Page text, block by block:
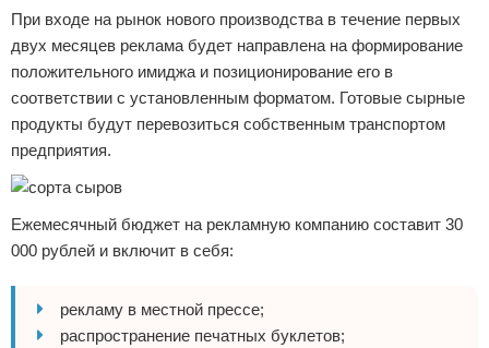
При входе на рынок нового производства в течение первых
двух месяцев реклама будет направлена на формирование
положительного имиджа и позиционирование его в
соответствии с установленным форматом. Готовые сырные
продукты будут перевозиться собственным транспортом
предприятия.
Ежемесячный бюджет на рекламную компанию составит 30
000 рублей и включит в себя:
рекламу в местной прессе;
распространение печатных буклетов;